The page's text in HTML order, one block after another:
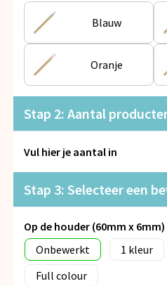
Snoepgoed
Spellen voor binnen en buiten
Veiligheid, Auto en Fiets
Vrije tijd en Strand
Anti-stress
Blauw
Oranje
Stap 2: Aantal
Vul hier je aantal in
Stap 3: Selecteer een
Op de houder (60mm x 6mm)
Onbewerkt
1
Full colour